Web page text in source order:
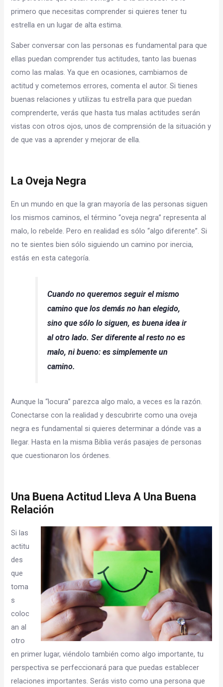
primero que necesitas comprender si quieres tener tu
estrella en un lugar de alta estima.
Saber conversar con las personas es fundamental para que
ellas puedan comprender tus actitudes, tanto las buenas
como las malas. Ya que en ocasiones, cambiamos de
actitud y cometemos errores, comenta el autor. Si tienes
buenas relaciones y utilizas tu estrella para que puedan
comprenderte, verás que hasta tus malas actitudes serán
vistas con otros ojos, unos de comprensión de la situación y
de que vas a aprender y mejorar de ella.
La Oveja Negra
En un mundo en que la gran mayoría de las personas siguen
los mismos caminos, el término “oveja negra” representa al
malo, lo rebelde. Pero en realidad es sólo “algo diferente”. Si
no te sientes bien sólo siguiendo un camino por inercia,
estás en esta categoría.
Cuando no queremos seguir el mismo
camino que los demás no han elegido,
sino que sólo lo siguen, es buena idea ir
al otro lado. Ser diferente al resto no es
malo, ni bueno: es simplemente un
camino.
Aunque la “locura” parezca algo malo, a veces es la razón.
Conectarse con la realidad y descubrirte como una oveja
negra es fundamental si quieres determinar a dónde vas a
llegar. Hasta en la misma Biblia verás pasajes de personas
que cuestionaron los órdenes.
Una Buena Actitud Lleva A Una Buena
Relación
Si las
actitu
des
que
toma
s
coloc
an al
otro
en primer lugar, viéndolo también como algo importante, tu
perspectiva se perfeccionará para que puedas establecer
relaciones importantes. Serás visto como una persona que